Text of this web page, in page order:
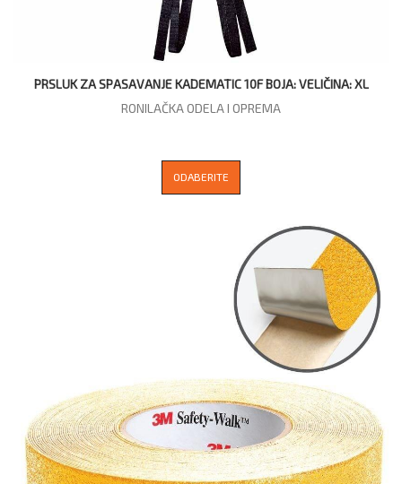
PRSLUK ZA SPASAVANJE KADEMATIC 10F BOJA: VELIČINA: XL
RONILAČKA ODELA I OPREMA
ODABERITE